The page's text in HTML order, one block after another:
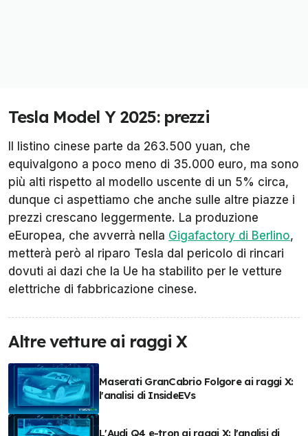
Tesla Model Y 2025: prezzi
Il listino cinese parte da 263.500 yuan, che
equivalgono a poco meno di 35.000 euro, ma sono
più alti rispetto al modello uscente di un 5% circa,
dunque ci aspettiamo che anche sulle altre piazze i
prezzi crescano leggermente. La produzione
eEuropea, che avverrà nella Gigafactory di Berlino,
metterà però al riparo Tesla dal pericolo di rincari
dovuti ai dazi che la Ue ha stabilito per le vetture
elettriche di fabbricazione cinese.
Altre vetture ai raggi X
Maserati GranCabrio Folgore ai raggi X:
l'analisi di InsideEVs
L'Audi Q4 e-tron ai raggi X: l'analisi di